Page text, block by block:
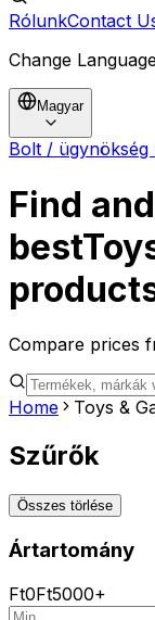
RólunkContact
Change
Magyar
Bolt / ügynökség
Find
best
Compare prices
Home Toys &
Szűrők
Összes törlése
Ártartomány
Ft0Ft5000+